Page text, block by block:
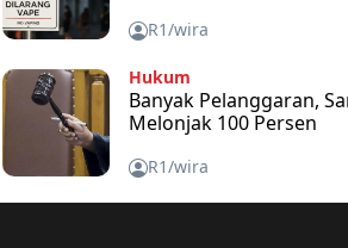
R1/wira
Hukum
Banyak Pelanggaran,
Melonjak 100 Persen
R1/wira